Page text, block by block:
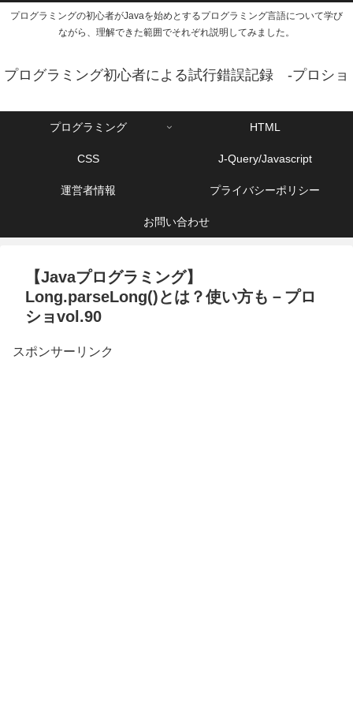
プログラミングの初心者がJavaを始めとするプログラミング言語について学び
ながら、理解できた範囲でそれぞれ説明してみました。
プログラミング初心者による試行錯誤記録 -プロショ
プログラミング HTML
CSS J-Query/Javascript
運営者情報 プライバシーポリシー
お問い合わせ
【Javaプログラミング】
Long.parseLong()とは？使い方も－プロ
ショvol.90
スポンサーリンク